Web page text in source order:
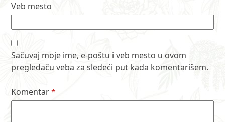
Veb mesto
Sačuvaj moje ime, e-poštu i veb mesto u ovom
pregledaču veba za sledeći put kada komentarišem.
Komentar*